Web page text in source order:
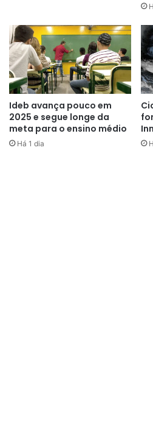
O aeroporto de Guarulhos, o
atraso de apenas um voo até as
houve nenhum cancelamento.
Os trabalhadores da aviação
condições de trabalho, além de
em vista os altos preços das
Sindicato Nacional dos
“definição dos horários de início
alterações nas mesmas”.
Ideb avança pouco em
2025 e segue longe da
meta para o ensino médio
Há 1 dia